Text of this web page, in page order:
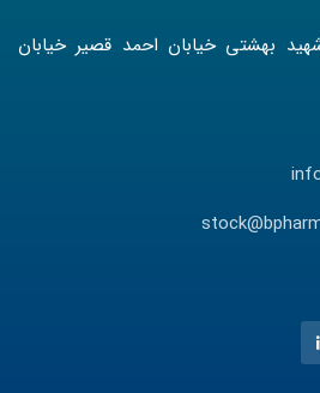
بهشتی خیابان احمد قصیر خیابان